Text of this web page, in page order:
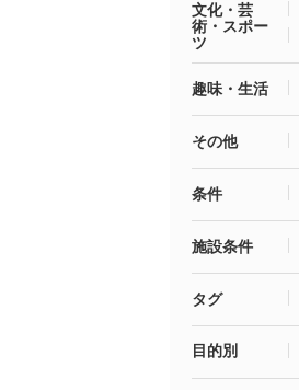
文化・芸
術・スポー
ツ
趣味・生活
その他
条件
施設条件
タグ
目的別